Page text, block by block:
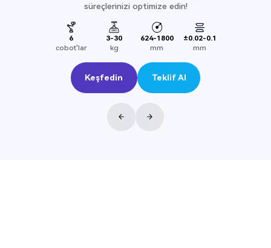
süreçlerinizi optimize edin!
6
cobot'lar
3-30
kg
624-1800
mm
±0.02-0.1
mm
Keşfedin
Keşfedin
Teklif Al
Teklif Al